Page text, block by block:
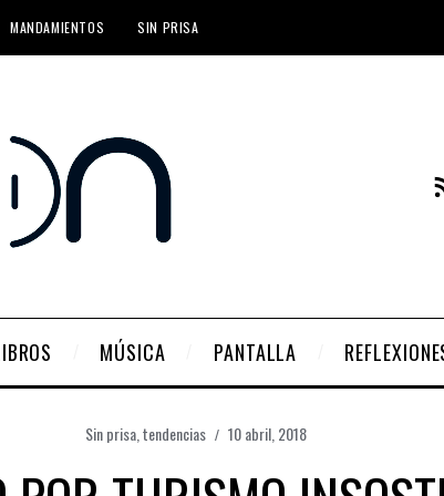
MANDAMIENTOS SIN PRISA
MÚSICA PANTALLA
Sin prisa tendencias 10 abril, 2018